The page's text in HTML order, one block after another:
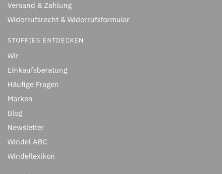
Versand & Zahlung
Widerrufsrecht & Widerrufsformular
STOFFIES ENTDECKEN
Wir
Einkaufsberatung
Häufige Fragen
Marken
Blog
Newsletter
Windel ABC
Windellexikon